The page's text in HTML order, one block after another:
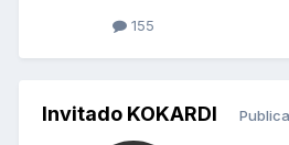
155
Invitado KOKARDI